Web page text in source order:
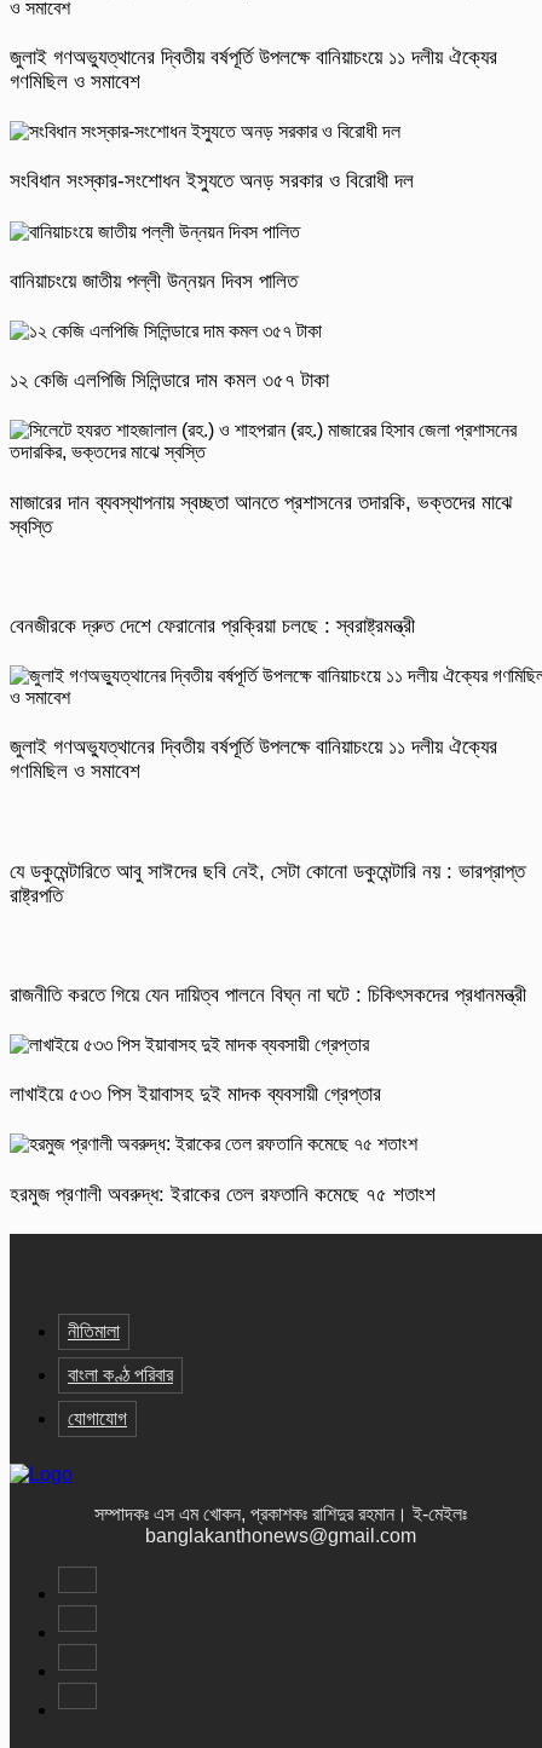
জুলাই গণঅভ্যুত্থানের দ্বিতীয় বর্ষপূর্তি উপলক্ষে বানিয়াচংয়ে ১১ দলীয় ঐক্যের
গণমিছিল ও সমাবেশ
সংবিধান সংস্কার-সংশোধন ইস্যুতে অনড় সরকার ও বিরোধী দল
বানিয়াচংয়ে জাতীয় পল্লী উন্নয়ন দিবস পালিত
১২ কেজি এলপিজি সিলিন্ডারে দাম কমল ৩৫৭ টাকা
মাজারের দান ব্যবস্থাপনায় স্বচ্ছতা আনতে প্রশাসনের তদারকি, ভক্তদের মাঝে
স্বস্তি
বেনজীরকে দ্রুত দেশে ফেরানোর প্রক্রিয়া চলছে : স্বরাষ্ট্রমন্ত্রী
জুলাই গণঅভ্যুত্থানের দ্বিতীয় বর্ষপূর্তি উপলক্ষে বানিয়াচংয়ে ১১ দলীয় ঐক্যের
গণমিছিল ও সমাবেশ
যে ডকুমেন্টারিতে আবু সাঈদের ছবি নেই, সেটা কোনো ডকুমেন্টারি নয় : ভারপ্রাপ্ত
রাষ্ট্রপতি
রাজনীতি করতে গিয়ে যেন দায়িত্ব পালনে বিঘ্ন না ঘটে : চিকিৎসকদের প্রধানমন্ত্রী
লাখাইয়ে ৫৩৩ পিস ইয়াবাসহ দুই মাদক ব্যবসায়ী গ্রেপ্তার
হরমুজ প্রণালী অবরুদ্ধ: ইরাকের তেল রফতানি কমেছে ৭৫ শতাংশ
নীতিমালা
বাংলা কণ্ঠ পরিবার
যোগাযোগ
সম্পাদকঃ এস এম খোকন, প্রকাশকঃ রাশিদুর রহমান । ই-মেইলঃ
banglakanthonews@gmail.com